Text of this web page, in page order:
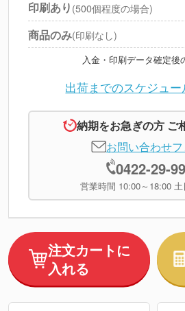
※
印刷あり (500個程度の場合)
商品のみ(印刷なし)
入金・印刷データ確定後
出荷までのスケジュー
納期をお急ぎの方 ご
お問い合わせ
0422-29-
営業時間 10:00～18:00 土
注文カートに
入れる